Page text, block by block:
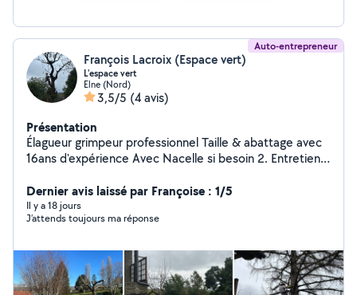
Auto-entrepreneur
François Lacroix (Espace vert)
L'espace vert
Elne (Nord)
3,5/5 (4 avis)
Présentation
Élagueur grimpeur professionnel Taille & abattage avec
16ans d'expérience Avec Nacelle si besoin 2. Entretien
Élagage professionnel Grimpe & travaux en hauteur 5.
Élagage, abattage Évacuation des déchets verts et
gravats après intervention Travail soigné et propre
déplacement rapide Pose de benne gravats
encombrants ect pour effectuer vos rénovation ou
autre Merci À bientôt
Dernier avis laissé par Françoise : 1/5
Il y a 18 jours
J’attends toujours ma réponse